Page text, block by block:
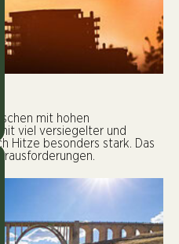
mit hohen
viel versiegelter und
Hitze besonders stark. Das